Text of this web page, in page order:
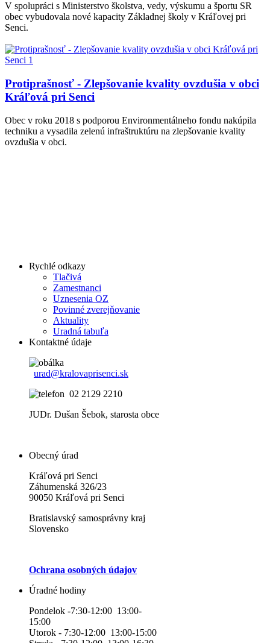
V spolupráci s Ministerstvo školstva, vedy, výskumu a športu SR
obec vybudovala nové kapacity Základnej školy v Kráľovej pri
Senci.
Protiprašnosť - Zlepšovanie kvality ovzdušia v obci
Kráľová pri Senci
Obec v roku 2018 s podporou Environmentálneho fondu nakúpila
techniku a vysadila zelenú infraštruktúru na zlepšovanie kvality
ovzdušia v obci.
Rychlé odkazy
Tlačivá
Zamestnanci
Uznesenia OZ
Povinné zverejňovanie
Aktuality
Uradná tabuľa
Kontaktné údaje
urad@kralovaprisenci.sk
02 2129 2210
JUDr. Dušan Šebok, starosta obce
Obecný úrad
Kráľová pri Senci
Záhumenská 326/23
90050 Kráľová pri Senci
Bratislavský samosprávny kraj
Slovensko
Ochrana osobných údajov
Úradné hodiny
Pondelok -7:30-12:00 13:00-
15:00
Utorok - 7:30-12:00 13:00-15:00